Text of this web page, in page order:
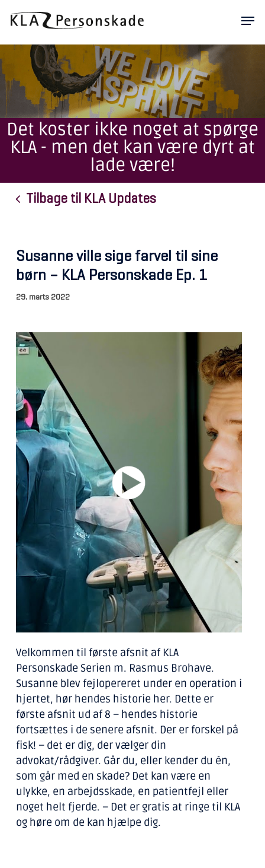
Det koster ikke noget at spørge
KLA - men det kan være dyrt at
lade være!
Tilbage til KLA Updates
Susanne ville sige farvel til sine
børn – KLA Personskade Ep. 1
29. marts 2022
Velkommen til første afsnit af KLA
Personskade Serien m. Rasmus Brohave.
Susanne blev fejlopereret under en operation i
hjertet, hør hendes historie her. Dette er
første afsnit ud af 8 – hendes historie
fortsættes i de senere afsnit. Der er forskel på
fisk! – det er dig, der vælger din
advokat/rådgiver. Går du, eller kender du én,
som går med en skade? Det kan være en
ulykke, en arbejdsskade, en patientfejl eller
noget helt fjerde. – Det er gratis at ringe til KLA
og høre om de kan hjælpe dig.